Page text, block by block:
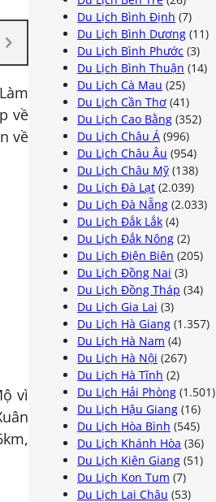
về
về
vì
Du Lịch Bình Định (7)
Du Lịch Bình Dương (11)
Du Lịch Bình Phước (3)
Du Lịch Bình Thuận (14)
Du Lịch Cà Mau (25)
Du Lịch Cần Thơ (41)
Du Lịch Cao Bằng (352)
Du Lịch Châu Á (996)
Du Lịch Châu Âu (954)
Du Lịch Châu Mỹ (138)
Du Lịch Đà Lạt (2.039)
Du Lịch Đà Nẵng (2.033)
Du Lịch Đắk Lắk (4)
Du Lịch Đắk Nông (2)
Du Lịch Điện Biên (205)
Du Lịch Đồng Nai (3)
Du Lịch Đồng Tháp (34)
Du Lịch Gia Lai (3)
Du Lịch Hà Giang (1.357)
Du Lịch Hà Nam (4)
Du Lịch Hà Nội (267)
Du Lịch Hà Tĩnh (2)
Du Lịch Hải Phòng (1.501)
Du Lịch Hậu Giang (16)
Du Lịch Hòa Bình (545)
Du Lịch Khánh Hòa (36)
Du Lịch Kiên Giang (51)
Du Lịch Kon Tum (7)
Du Lịch Lai Châu (53)